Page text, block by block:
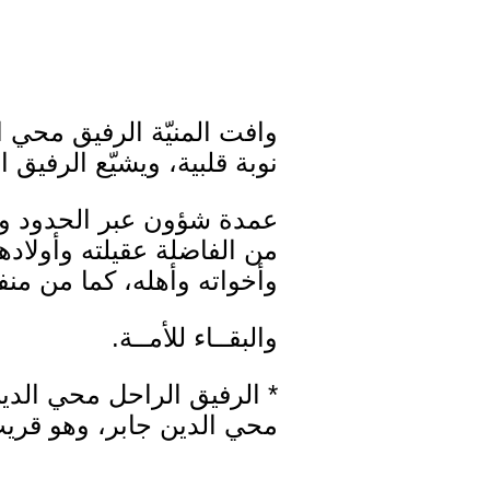
نوبة قلبية، ويشيّع
عمدة شؤون عبر الحدود
من الفاضلة عقيلته
وأخواته وأهله، كما من
والبقــاء للأمــة.
* الرفيق الراحل محي
محي الدين جابر، وهو